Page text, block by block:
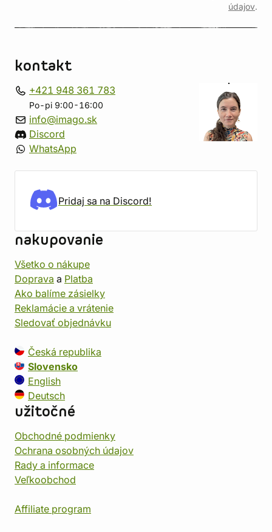
údajov.
kontakt
+421 948 361 783
Po-pi 9:00-16:00
info@imago.sk
Discord
WhatsApp
Pridaj sa na Discord!
nakupovanie
Všetko o nákupe
Doprava a Platba
Ako balíme zásielky
Reklamácie a vrátenie
Sledovať objednávku
Česká republika
Slovensko
English
Deutsch
užitočné
Obchodné podmienky
Ochrana osobných údajov
Rady a informace
Veľkoobchod
Affiliate program